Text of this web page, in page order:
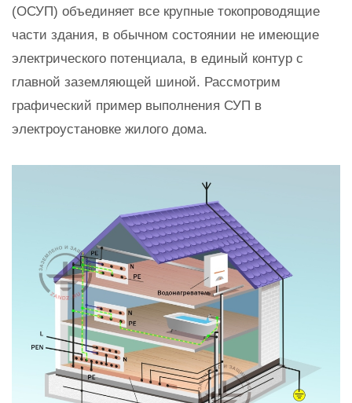
(ОСУП) объединяет все крупные токопроводящие
части здания, в обычном состоянии не имеющие
электрического потенциала, в единый контур с
главной заземляющей шиной. Рассмотрим
графический пример выполнения СУП в
электроустановке жилого дома.